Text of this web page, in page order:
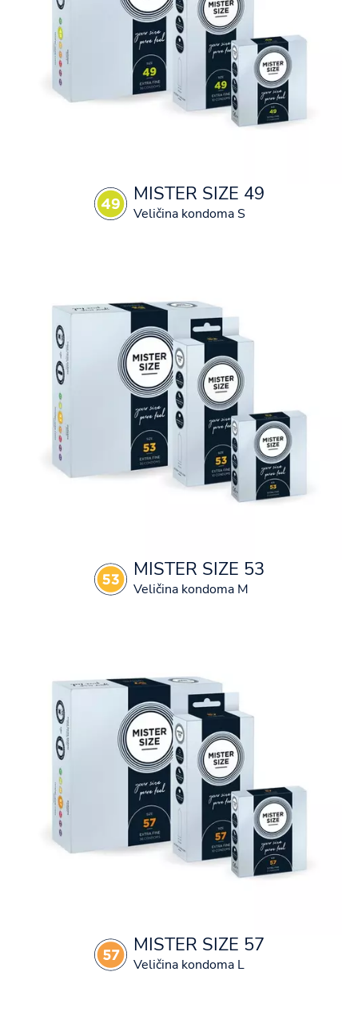
MISTER SIZE 49
Veličina kondoma S
MISTER SIZE 53
Veličina kondoma M
MISTER SIZE 57
Veličina kondoma L